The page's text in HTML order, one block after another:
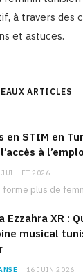
à travers des
et astuces.
ARTICLES
en STIM en
à
JUILLET 2026
Ezzahra XR :
musical
16 JUIN 2026